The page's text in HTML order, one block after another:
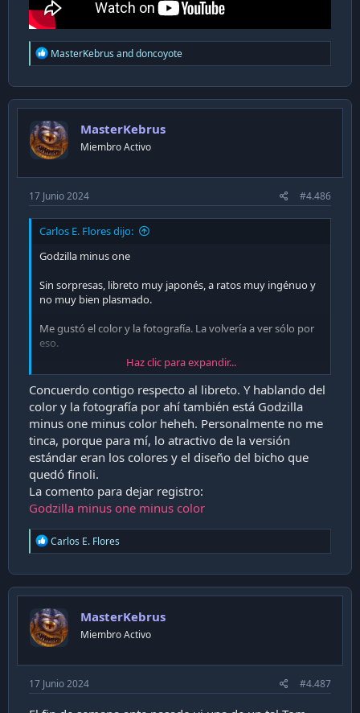
R
e
c
t
o
n
s
MasterKebrus anddoncoyote
MasterKebrus
Miembro Activo
17 Junio 2024 #4.486
Carlos E. Flores dijo:
Godzilla minus one
Sin sorpresas, libreto muy japonés, a ratos muy ingénuo y
no muy bien plasmado.
Me gustó el color y la fotografía. La volvería a ver sólo por
eso.
Haz clic para expandir...
Concuerdo contigo respecto al libreto. Y hablando del
color y la fotografía por ahí también está Godzilla
minus one minus color heheh. Personalmente no me
tinca, porque para mí, lo atractivo de la versión
estándar eran los colores y el diseño del bicho que
quedó finoli.
La comento para dejar registro:
Godzilla minus one minus color
R
e
c
t
o
n
s
Carlos E. Flores
MasterKebrus
Miembro Activo
17 Junio 2024 #4.487